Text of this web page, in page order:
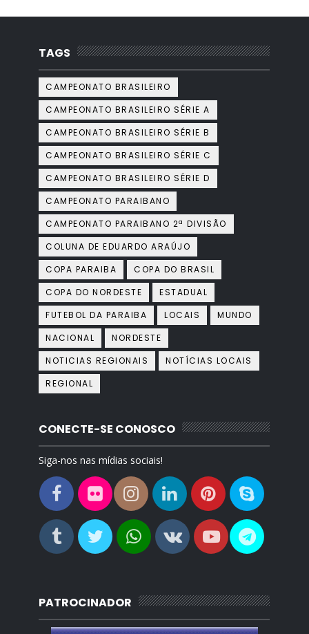
TAGS
CAMPEONATO BRASILEIRO
CAMPEONATO BRASILEIRO SÉRIE A
CAMPEONATO BRASILEIRO SÉRIE B
CAMPEONATO BRASILEIRO SÉRIE C
CAMPEONATO BRASILEIRO SÉRIE D
CAMPEONATO PARAIBANO
CAMPEONATO PARAIBANO 2ª DIVISÃO
COLUNA DE EDUARDO ARAÚJO
COPA PARAIBA
COPA DO BRASIL
COPA DO NORDESTE
ESTADUAL
FUTEBOL DA PARAIBA
LOCAIS
MUNDO
NACIONAL
NORDESTE
NOTICIAS REGIONAIS
NOTÍCIAS LOCAIS
REGIONAL
CONECTE-SE CONOSCO
Siga-nos nas mídias sociais!
PATROCINADOR